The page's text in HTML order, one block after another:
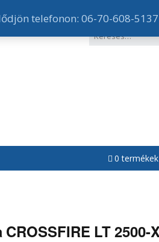
0 termékek
CROSSFIRE LT 2500-
telefonon: 06-70-608-5137